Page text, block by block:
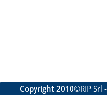
Copyright 2010©RIP Srl -